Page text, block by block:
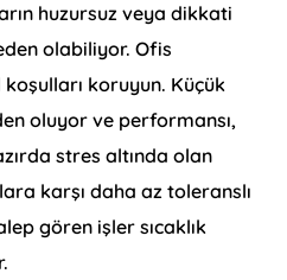
huzursuz veya dikkati
olabiliyor. Ofis
koruyun. Küçük
oluyor ve performansı,
stres altında olan
karşı daha az toleranslı
gören işler sıcaklık